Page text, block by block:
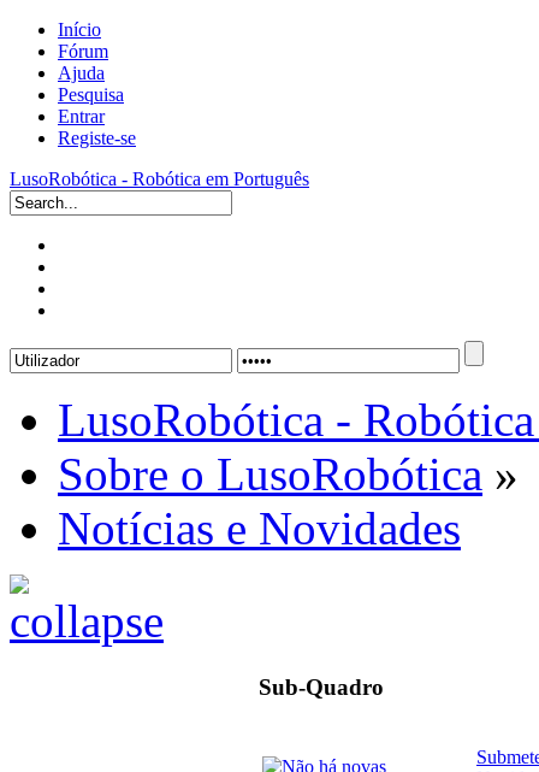
Início
Fórum
Ajuda
Pesquisa
Entrar
Registe-se
LusoRobótica - Robótica em Português
LusoRobótica -
Sobre o LusoRobótica »
Notícias e Novidades
Sub-Quadro